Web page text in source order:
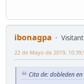
ibonagpa
22 de Mayo de 2019,
Cita de: dobleden